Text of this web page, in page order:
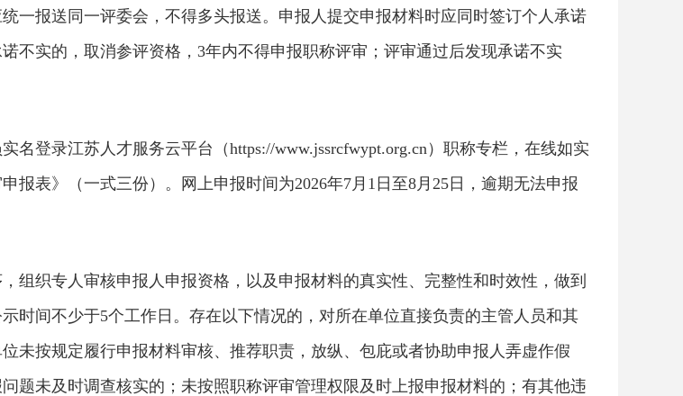
一报送同一评委会，不得多头报送。申报人提交申报材料时应同时签订个人承诺
不实的，取消参评资格，3年内不得申报职称评审；评审通过后发现承诺不实
名登录江苏人才服务云平台（https://www.jssrcfwypt.org.cn）职称专栏，在线如实
报表》（一式三份）。网上申报时间为2026年7月1日至8月25日，逾期无法申报
组织专人审核申报人申报资格，以及申报材料的真实性、完整性和时效性，做到
时间不少于5个工作日。存在以下情况的，对所在单位直接负责的主管人员和其
未按规定履行申报材料审核、推荐职责，放纵、包庇或者协助申报人弄虚作假
题未及时调查核实的；未按照职称评审管理权限及时上报申报材料的；有其他违